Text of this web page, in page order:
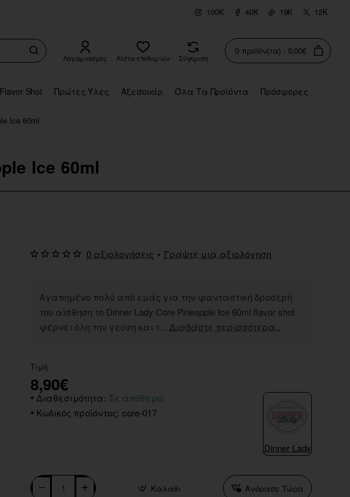
100K 40K 19K 12K
Λογαριασμός Λίστα επιθυμιών Σύγκριση
0 προϊόν(τα) - 0,00€
Flavor Shot Πρώτες Ύλες Αξεσουάρ Όλα Τα Προϊόντα Πρόσφορες
Ice 60ml
Ice 60ml
Αγαπημένο πολύ από εμάς για την φανταστική δροσερή
του αίσθηση το Dinner Lady Core Pineapple Ice 60ml flavor shot
φέρνει όλη την γεύση και τ... Διαβάστε περισσότερα..
0 αξιολογήσεις • Γράψτε μια αξιολόγηση
Τιμή
8,90€
Διαθεσιμότητα: Σε απόθεμα
Κωδικός προϊόντος: core-017
Dinner Lady
Καλάθι Αγόρασε Τώρα